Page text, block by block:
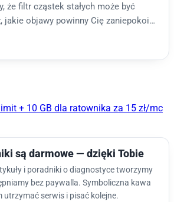
że filtr cząstek stałych może być
jakie objawy powinny Cię zaniepokoić
są darmowe — dzięki Tobie
i poradniki o diagnostyce tworzymy
bez paywalla. Symboliczna kawa
utrzymać serwis i pisać kolejne.